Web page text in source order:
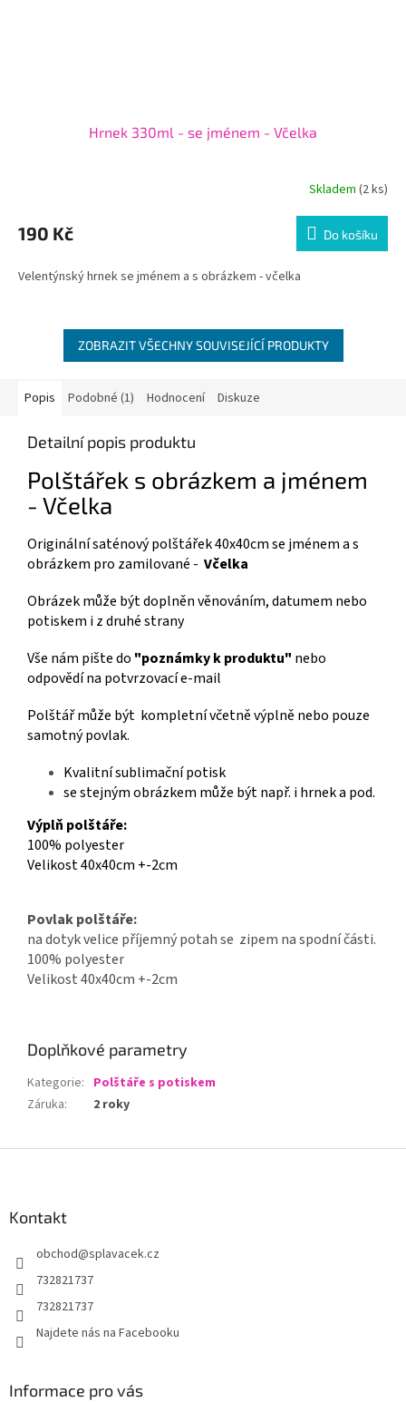
Hrnek 330ml - se jménem - Včelka
Skladem (2 ks)
190 Kč Do košíku
Velentýnský hrnek se jménem a s obrázkem - včelka
ZOBRAZIT VŠECHNY SOUVISEJÍCÍ PRODUKTY
Popis Podobné (1) Hodnocení Diskuze
Detailní popis produktu
Polštářek s obrázkem a jménem
- Včelka
Originální saténový polštářek 40x40cm se jménem a s
obrázkem pro zamilované - Včelka
Obrázek může být doplněn věnováním, datumem nebo
potiskem i z druhé strany
Vše nám pište do "poznámky k produktu" nebo
odpovědí na potvrzovací e-mail
Polštář může být kompletní včetně výplně nebo pouze
samotný povlak.
Kvalitní sublimační potisk
se stejným obrázkem může být např. i hrnek a pod.
Výplň polštáře:
100% polyester
Velikost 40x40cm +-2cm
Povlak polštáře:
na dotyk velice příjemný potah se zipem na spodní části.
100% polyester
Velikost 40x40cm +-2cm
Doplňkové parametry
Kategorie: Polštáře s potiskem
Záruka: 2 roky
Kontakt
obchod@splavacek.cz
732821737
732821737
Najdete nás na Facebooku
Informace pro vás